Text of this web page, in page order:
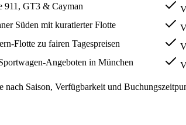
911, GT3 & Cayman
Süden mit kuratierter Flotte
Flotte zu fairen Tagespreisen
Angeboten in München
nach Saison, Verfügbarkeit und